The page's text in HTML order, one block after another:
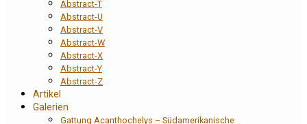
Abstract-T
Abstract-U
Abstract-V
Abstract-W
Abstract-X
Abstract-Y
Abstract-Z
Artikel
Galerien
Gattung Acanthochelys – Südamerikanische